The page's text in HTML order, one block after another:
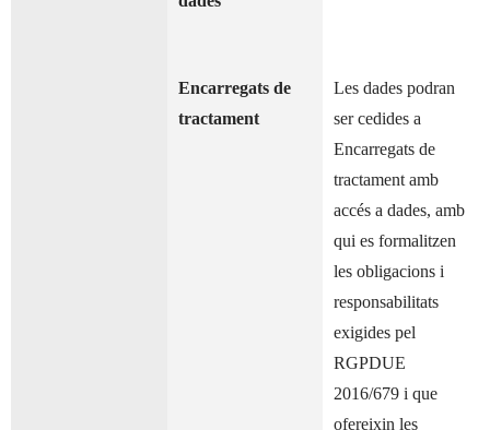
Encarregats de
tractament
Les dades podran
ser cedides a
Encarregats de
tractament amb
accés a dades, amb
qui es formalitzen
les obligacions i
responsabilitats
exigides pel
RGPDUE
2016/679 i que
ofereixin les